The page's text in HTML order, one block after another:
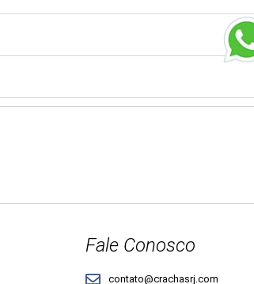
Fale Conosco
contato@crachasrj.com